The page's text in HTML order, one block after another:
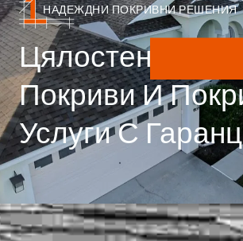
НАДЕЖДНИ ПОКРИВНИ РЕШЕНИЯ
Цялостен
Покриви И
Услуги С